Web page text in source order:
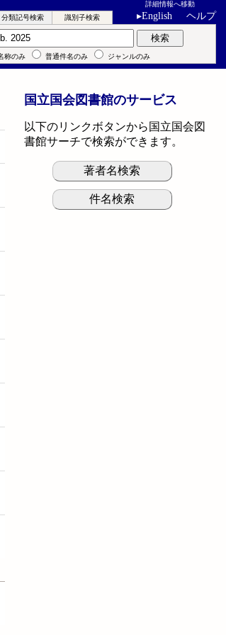
詳細情報へ移動
▸English ヘルプ
分類記号検索 識別子検索
検索
称のみ 普通件名のみ ジャンルのみ
国立国会図書館のサービス
以下のリンクボタンから国立国会図
書館サーチで検索ができます。
著者名検索
件名検索